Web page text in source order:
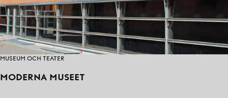
MUSEUM OCH TEATER
MODERNA MUSEET